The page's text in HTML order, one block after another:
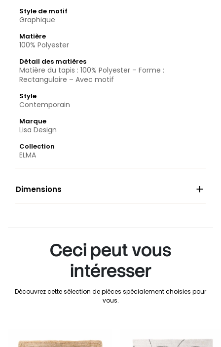
Style de motif
Graphique
Matière
100% Polyester
Détail des matières
Matière du tapis : 100% Polyester – Forme :
Rectangulaire – Avec motif
Style
Contemporain
Marque
Lisa Design
Collection
ELMA
Dimensions 
Ceci peut vous
intéresser
Découvrez cette sélection de pièces spécialement choisies pour
vous.